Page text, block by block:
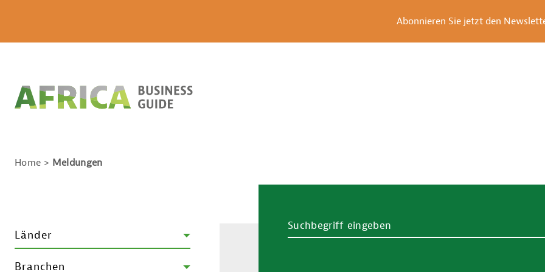
Abonnieren Sie jetzt den
Home Meldungen
Länder
Branchen